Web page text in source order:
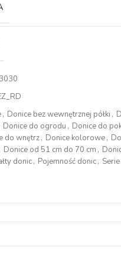
, Donice bez wewnętrznej półki ,
Donice do ogrodu , Donice do
do wnętrz, Donice kolorowe,
Donice od 51 cm do 70 cm ,
donic, Pojemność donic,